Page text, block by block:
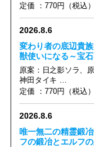
定価 ：770円（税込）
2026.8.6
変わり者の底辺貴
獣使いになる～宝
原案：日之影ソラ、
神田タイキ …
定価 ：770円（税込）
2026.8.6
唯一無二の精霊鍛
フの鍛冶とエルフ